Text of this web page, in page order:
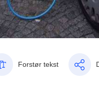
Forstør tekst